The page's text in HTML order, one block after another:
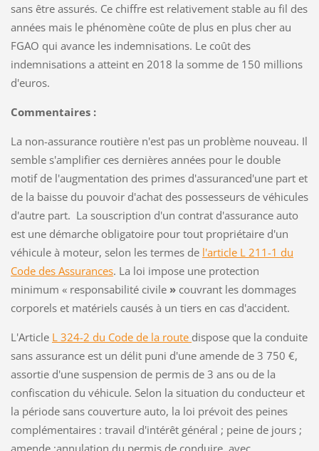
sans être assurés. Ce chiffre est relativement stable au fil des
années mais le phénomène coûte de plus en plus cher au
FGAO qui avance les indemnisations. Le coût des
indemnisations a atteint en 2018 la somme de 150 millions
d'euros.
Commentaires :
La non-assurance routière n'est pas un problème nouveau. Il
semble s'amplifier ces dernières années pour le double
motif de l'augmentation des primes d'assuranced'une part et
de la baisse du pouvoir d'achat des possesseurs de véhicules
d'autre part. La souscription d'un contrat d'assurance auto
est une démarche obligatoire pour tout propriétaire d'un
véhicule à moteur, selon les termes de l'article L 211-1 du
Code des Assurances. La loi impose une protection
minimum « responsabilité civile » couvrant les dommages
corporels et matériels causés à un tiers en cas d'accident.
L'Article L 324-2 du Code de la route dispose que la conduite
sans assurance est un délit puni d'une amende de 3 750 €,
assortie d'une suspension de permis de 3 ans ou de la
confiscation du véhicule. Selon la situation du conducteur et
la période sans couverture auto, la loi prévoit des peines
complémentaires : travail d'intérêt général ; peine de jours ;
amende ;annulation du permis de conduire, avec